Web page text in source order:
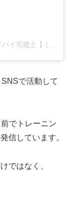
で活動して
でトレーニン
信しています。
ではなく、